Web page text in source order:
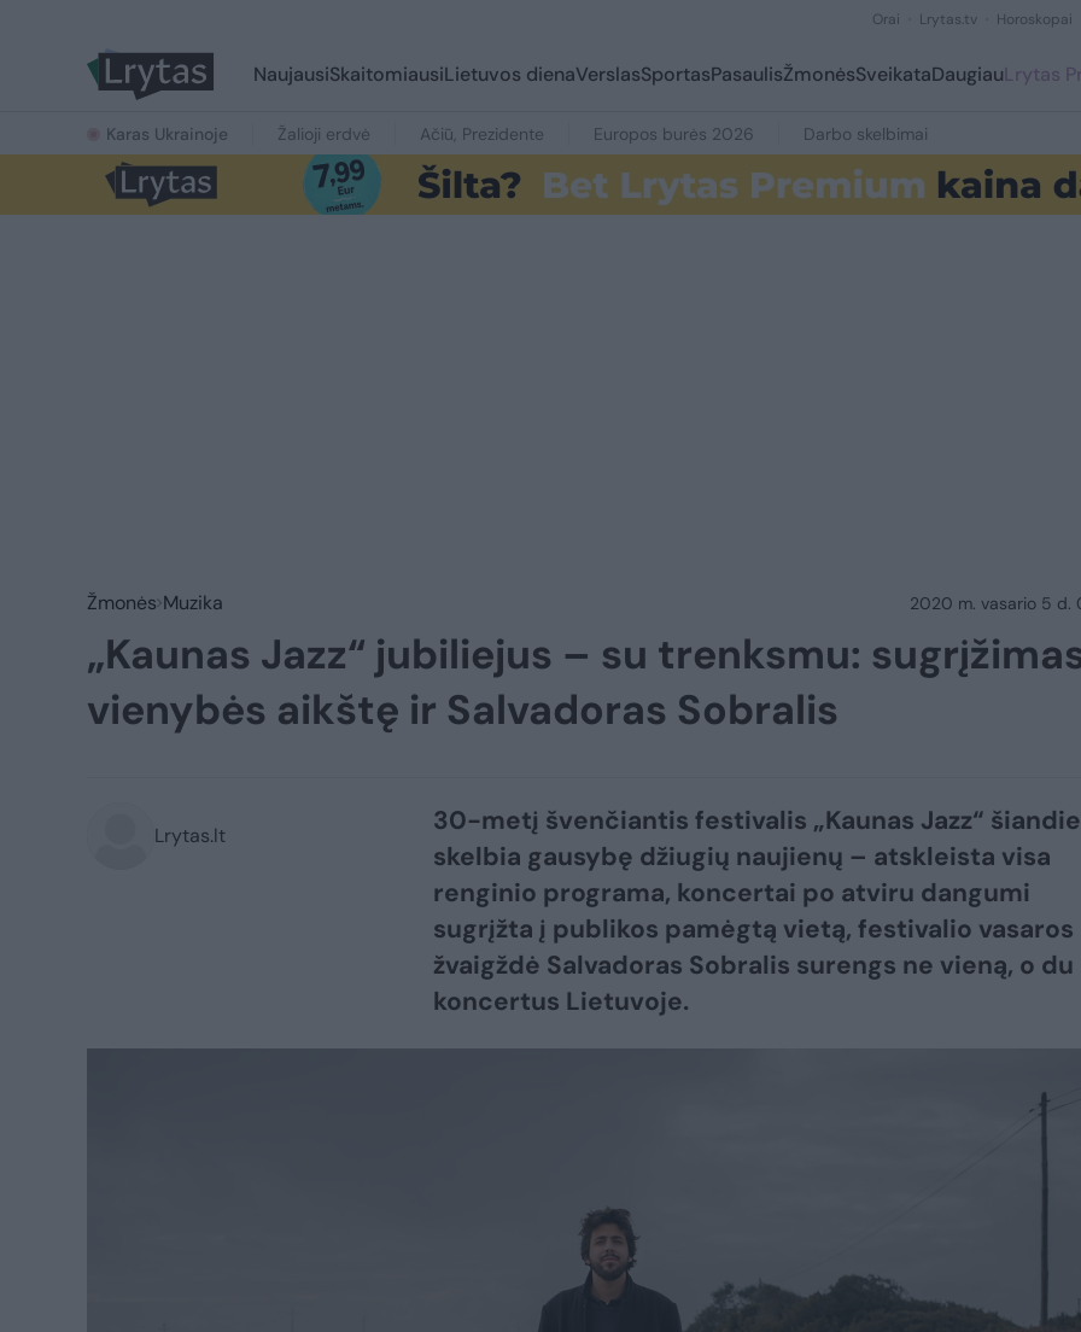
Orai Lrytas.tv Horoskopai
NaujausiSkaitomiausiLietuvos dienaVerslasSportasPasaulisŽmonėsSveikataDaugiauLrytas
Karas Ukrainoje Žalioji erdvė Ačiū, Prezidente Europos burės 2026 Darbo skelbimai
Žmonės Muzika 2020 m. vasario 5 d.
„Kaunas Jazz“ jubiliejus – su trenksmu:
vienybės aikštę ir Salvadoras Sobralis
Lrytas.lt
30-metį švenčiantis festivalis „Kaunas Jazz“
skelbia gausybę džiugių naujienų – atskleista visa
renginio programa, koncertai po atviru dangumi
sugrįžta į publikos pamėgtą vietą, festivalio vasaros
žvaigždė Salvadoras Sobralis surengs ne vieną, o du
koncertus Lietuvoje.